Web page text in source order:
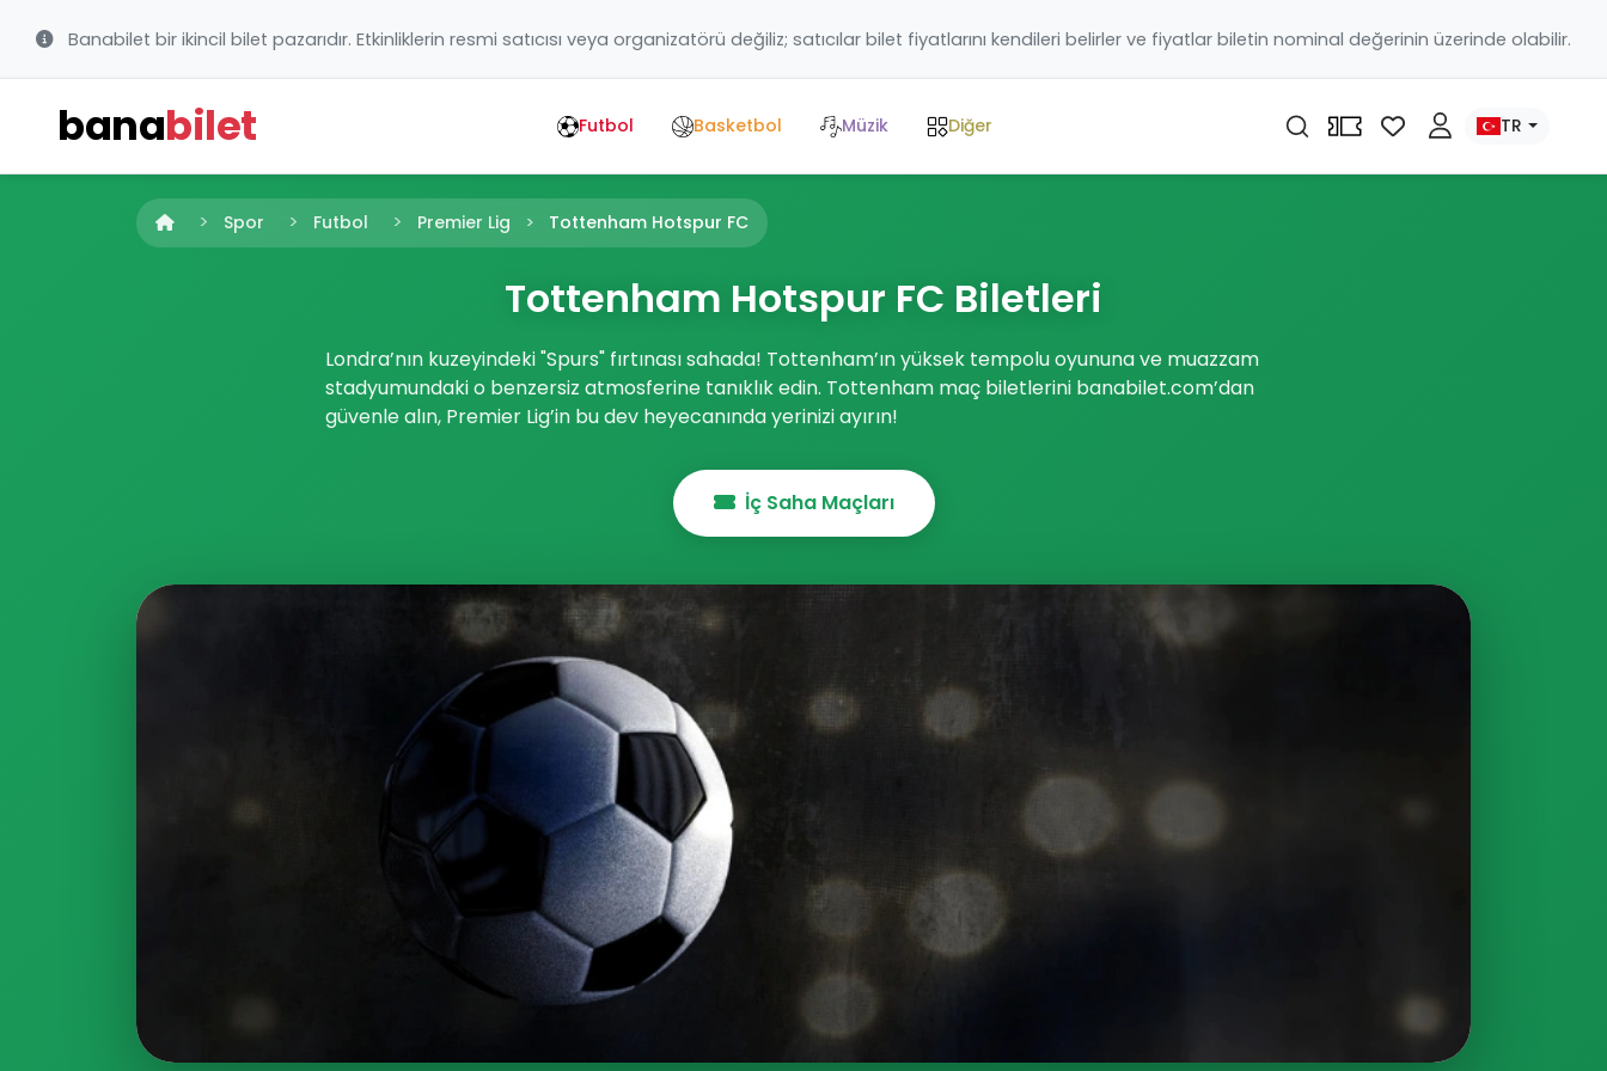
Banabilet bir ikincil bilet pazarıdır. Etkinliklerin resmi satıcısı veya organizatörü değiliz; satıcılar bilet fiyatlarını kendileri belirler ve fiyatlar biletin nominal değerinin üzerinde olabilir.
banabilet Futbol Basketbol Müzik Diğer TR
Spor Futbol Premier Lig Tottenham Hotspur FC
Tottenham Hotspur FC Biletleri
Londra’nın kuzeyindeki "Spurs" fırtınası sahada! Tottenham’ın yüksek tempolu oyununa ve muazzam
stadyumundaki o benzersiz atmosferine tanıklık edin. Tottenham maç biletlerini banabilet.com’dan
güvenle alın, Premier Lig’in bu dev heyecanında yerinizi ayırın!
İç Saha Maçları